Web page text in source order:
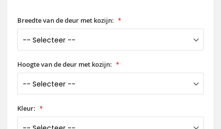
Breedte van de deur met kozijn:
Hoogte van de deur met kozijn:
Kleur: